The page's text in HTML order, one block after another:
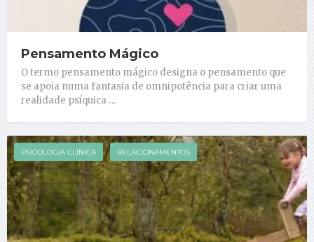
Pensamento Mágico
O termo pensamento mágico designa o pensamento que
se apoia numa fantasia de omnipotência para criar uma
realidade psíquica …
PSICOLOGIA CLÍNICA RELACIONAMENTOS